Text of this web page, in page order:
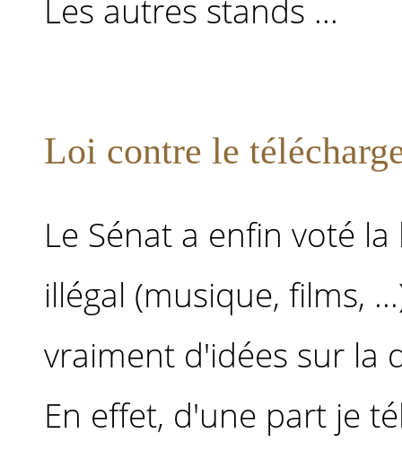
Les autres stands ...
Loi contre le
Le Sénat a enfin voté
illégal (musique, films,
vraiment d'idées sur la
En effet, d'une part je